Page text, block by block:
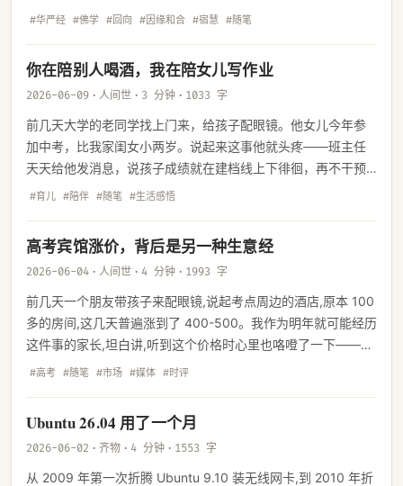
华严经里一个很重要的概念，说白了就是分享——把自己修
#华严经 #佛学 #回向 #因缘和合 #宿慧 #随笔
你在陪别人喝酒，我在陪女儿写作业
2026-06-09 · 人间世 · 3 分钟 · 1033 字
前几天大学的老同学找上门来，给孩子配眼镜。他女儿今年参
加中考，比我家闺女小两岁。说起来这事他就头疼——班主任
天天给他发消息，说孩子成绩就在建档线上下徘徊，再不干预
的话，高中建档线都悬。两口子一咬牙，花了三万来块钱，请
#育儿 #陪伴 #随笔 #生活感悟
高考宾馆涨价，背后是另一种生意经
2026-06-04 · 人间世 · 4 分钟 · 1993 字
前几天一个朋友带孩子来配眼镜,说起考点周边的酒店,原本 100
多的房间,这几天普遍涨到了 400-500。我作为明年就可能经历
这件事的家长,坦白讲,听到这个价格时心里也咯噔了一下——多
少有点不爽。
#高考 #随笔 #市场 #媒体 #时评
Ubuntu 26.04 用了一个月
2026-06-02 · 齐物 · 4 分钟 · 1553 字
从 2009 年第一次折腾 Ubuntu 9.10 装无线网卡,到 2010 年折